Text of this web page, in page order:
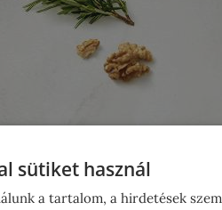
sütiket használ
a tartalom, a hirdetések